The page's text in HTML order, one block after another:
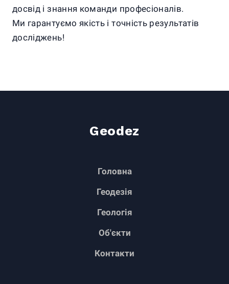
досвід і знання команди професіоналів.
Ми гарантуємо якість і точність результатів
досліджень!
Geodez
Головна
Геодезія
Геологія
Об'єкти
Контакти